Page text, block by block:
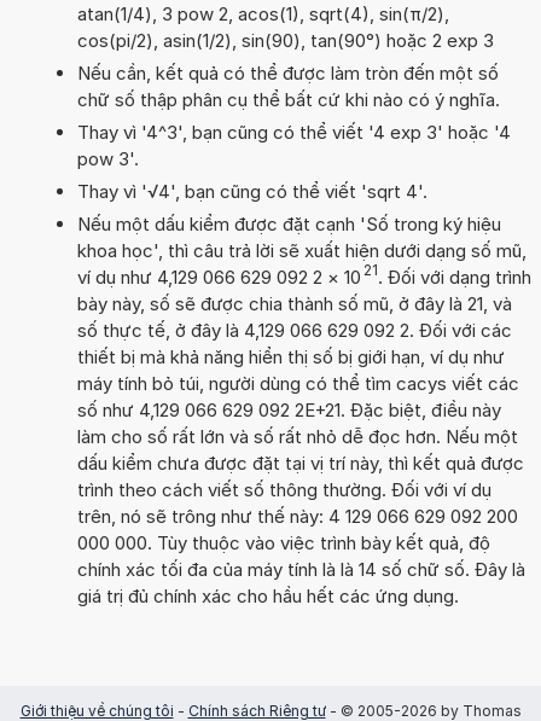
atan(1/4), 3 pow 2, acos(1), sqrt(4), sin(π/2),
cos(pi/2), asin(1/2), sin(90), tan(90°) hoặc 2 exp 3
Nếu cần, kết quả có thể được làm tròn đến một số
chữ số thập phân cụ thể bất cứ khi nào có ý nghĩa.
Thay vì '4^3', bạn cũng có thể viết '4 exp 3' hoặc '4
pow 3'.
Thay vì '√4', bạn cũng có thể viết 'sqrt 4'.
Nếu một dấu kiểm được đặt cạnh 'Số trong ký hiệu
khoa học', thì câu trả lời sẽ xuất hiện dưới dạng số mũ,
ví dụ như 4,129 066 629 092 2 × 10 21. Đối với dạng trình
bày này, số sẽ được chia thành số mũ, ở đây là 21, và
số thực tế, ở đây là 4,129 066 629 092 2. Đối với các
thiết bị mà khả năng hiển thị số bị giới hạn, ví dụ như
máy tính bỏ túi, người dùng có thể tìm cacys viết các
số như 4,129 066 629 092 2E+21. Đặc biệt, điều này
làm cho số rất lớn và số rất nhỏ dễ đọc hơn. Nếu một
dấu kiểm chưa được đặt tại vị trí này, thì kết quả được
trình theo cách viết số thông thường. Đối với ví dụ
trên, nó sẽ trông như thế này: 4 129 066 629 092 200
000 000. Tùy thuộc vào việc trình bày kết quả, độ
chính xác tối đa của máy tính là là 14 số chữ số. Đây là
giá trị đủ chính xác cho hầu hết các ứng dụng.
Giới thiệu về chúng tôi - Chính sách Riêng tư- © 2005-2026 by Thomas